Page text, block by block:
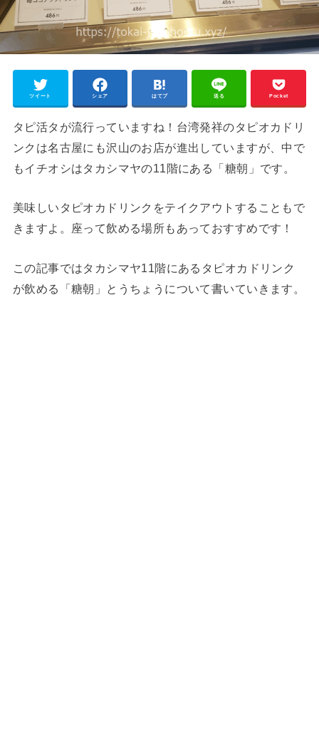
ツイート シェア はてブ 送る Pocket
タピ活タが流行っていますね！台湾発祥のタピオカドリ
ンクは名古屋にも沢山のお店が進出していますが、中で
もイチオシはタカシマヤの11階にある「糖朝」です。
美味しいタピオカドリンクをテイクアウトすることもで
きますよ。座って飲める場所もあっておすすめです！
この記事ではタカシマヤ11階にあるタピオカドリンク
が飲める「糖朝」とうちょうについて書いていきます。